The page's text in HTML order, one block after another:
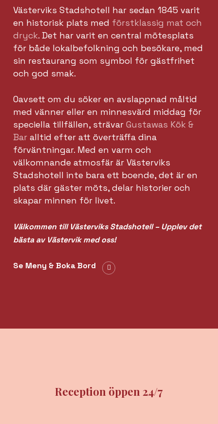
Västerviks Stadshotell har sedan 1845 varit
en historisk plats med förstklassig mat och
dryck. Det har varit en central mötesplats
för både lokalbefolkning och besökare, med
sin restaurang som symbol för gästfrihet
och god smak.
Oavsett om du söker en avslappnad måltid
med vänner eller en minnesvärd middag för
speciella tillfällen, strävar Gustawas Kök &
Baralltid efter att överträffa dina
förväntningar. Med en varm och
välkomnande atmosfär är Västerviks
Stadshotell inte bara ett boende, det är en
plats där gäster möts, delar historier och
skapar minnen för livet.
Välkommen till Västerviks Stadshotell – Upplev det
bästa av Västervik med oss!
Se Meny & Boka Bord
Reception öppen 24/7